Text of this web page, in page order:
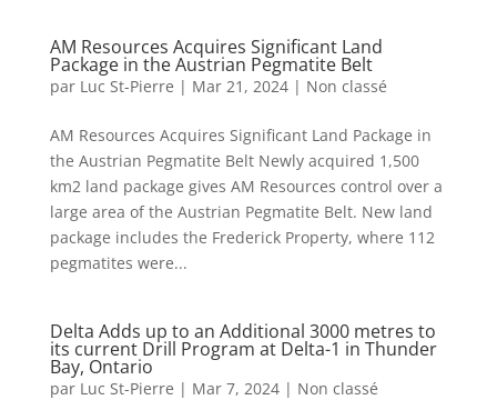
AM Resources Acquires Significant Land
Package in the Austrian Pegmatite Belt
par Luc St-Pierre | Mar 21, 2024| Non classé
AM Resources Acquires Significant Land Package in
the Austrian Pegmatite Belt Newly acquired 1,500
km2 land package gives AM Resources control over a
large area of the Austrian Pegmatite Belt. New land
package includes the Frederick Property, where 112
pegmatites were...
Delta Adds up to an Additional 3000 metres to
its current Drill Program at Delta-1 in Thunder
Bay, Ontario
par Luc St-Pierre | Mar 7, 2024| Non classé